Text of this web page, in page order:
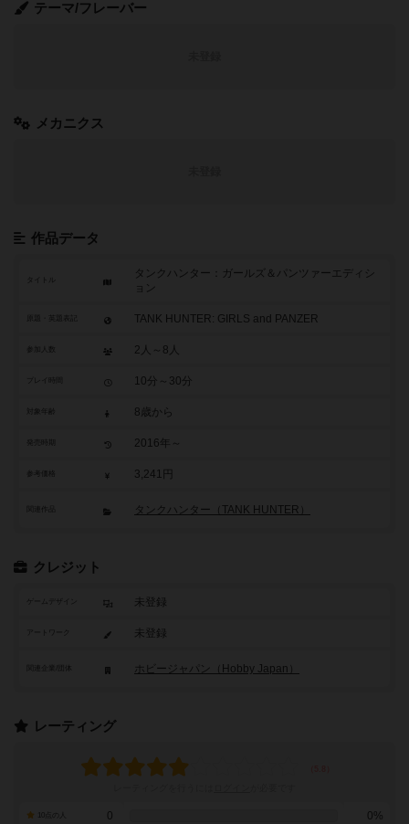
テーマ/フレーバー
メカニクス
作品データ
タイトル
タンクハンター：ガールズ＆パンツァーエディシ
ョン
TANK HUNTER: GIRLS and PANZER
参加人数 2人～8人
10分～30分
8歳から
2016年～
参考価格 3,241円
関連作品 タンクハンター（TANK HUNTER）
クレジット
ゲームデザイン 未登録
アートワーク 未登録
ホビージャパン（Hobby Japan）
レーティング
0 0%